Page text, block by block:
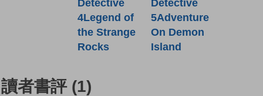
Detective
4Legend of
the Strange
Rocks
Detective
5Adventure
On Demon
Island
讀者書評 (1)